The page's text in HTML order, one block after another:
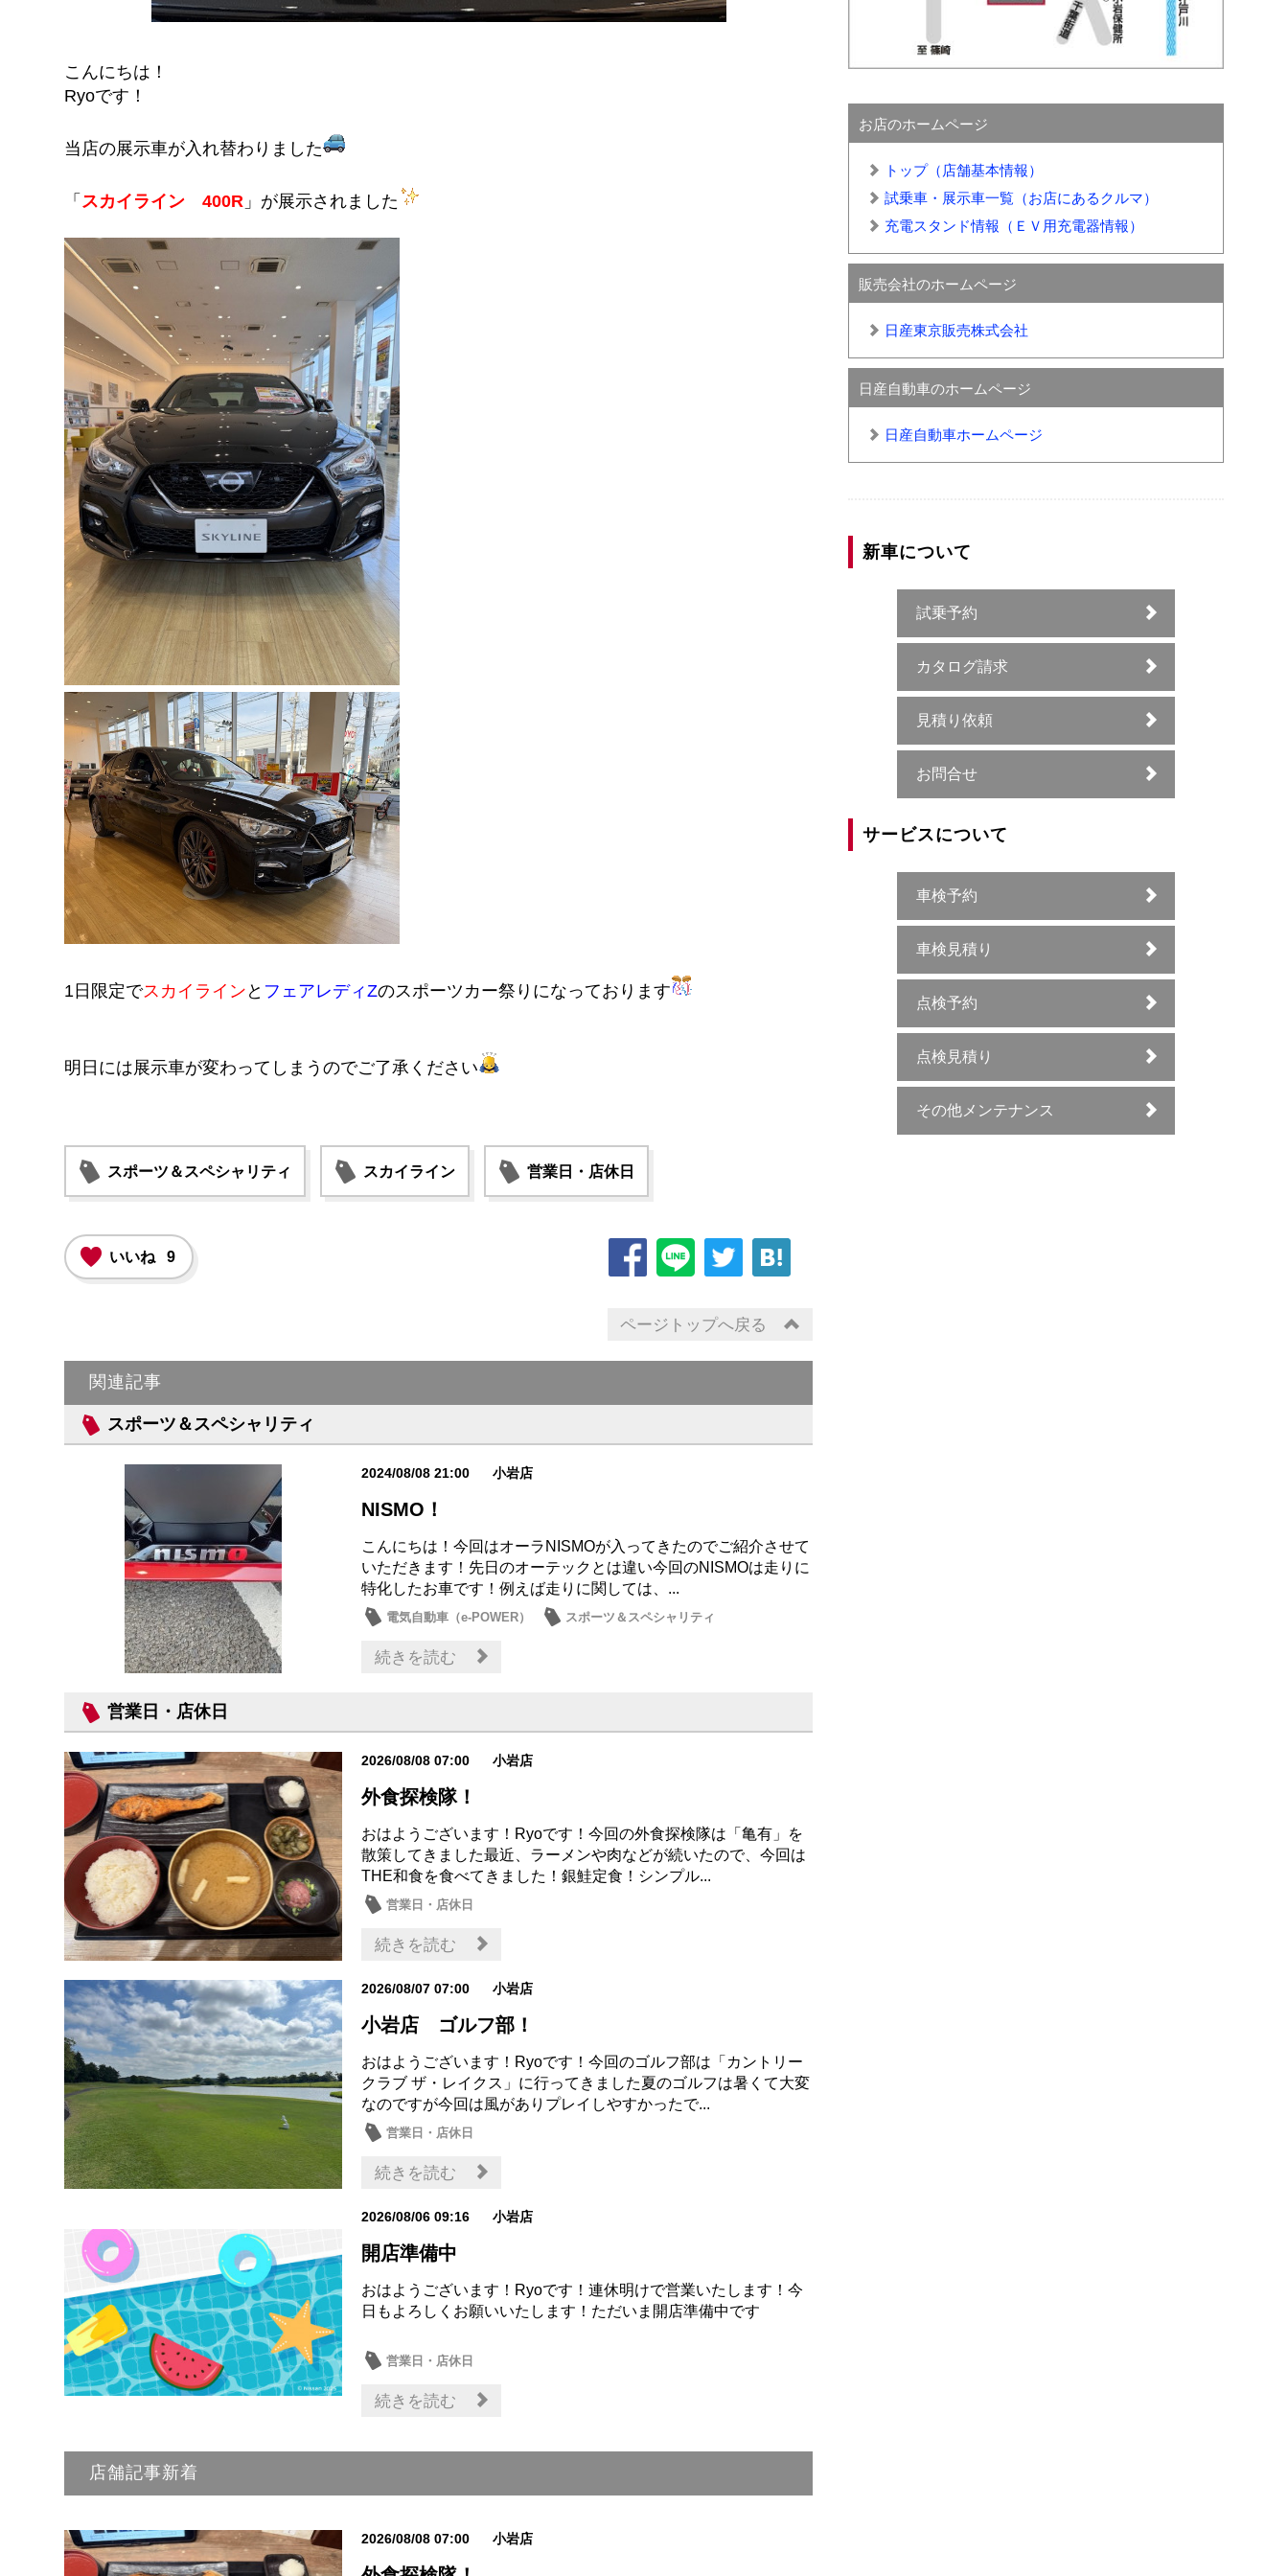
こんにちは！
Ryoです！
当店の展示車が入れ替わりました
「 スカイライン 400R 」が展示されました
1日限定でスカイライン と フェアレディZのスポーツカー祭りになっております
明日には展示車が変わってしまうのでご了承ください
スポーツ＆スペシャリティ スカイライン 営業日・店休日
いいね 9
ページトップへ戻る
関連記事
スポーツ＆スペシャリティ
2024/08/08 21:00 小岩店
NISMO！
こんにちは！今回はオーラNISMOが入ってきたのでご紹介させて
いただきます！先日のオーテックとは違い今回のNISMOは走りに
特化したお車です！例えば走りに関しては、...
電気自動車（e-POWER）
スポーツ＆スペシャリティ
話題の情報
続きを読む
営業日・店休日
2026/08/08 07:00 小岩店
外食探検隊！
おはようございます！Ryoです！今回の外食探検隊は「亀有」を
散策してきました最近、ラーメンや肉などが続いたので、今回は
THE和食を食べてきました！銀鮭定食！シンプル...
営業日・店休日
続きを読む
2026/08/07 07:00 小岩店
小岩店 ゴルフ部！
おはようございます！Ryoです！今回のゴルフ部は「カントリー
クラブ ザ・レイクス」に行ってきました夏のゴルフは暑くて大変
なのですが今回は風がありプレイしやすかったで...
営業日・店休日
続きを読む
2026/08/06 09:16 小岩店
開店準備中
おはようございます！Ryoです！連休明けで営業いたします！今
日もよろしくお願いいたします！ただいま開店準備中です
営業日・店休日
続きを読む
店舗記事新着
2026/08/08 07:00 小岩店
お店のホームページ
トップ（店舗基本情報）
試乗車・展示車一覧（お店にあるクルマ）
充電スタンド情報（ＥＶ用充電器情報）
販売会社のホームページ
日産東京販売株式会社
日産自動車のホームページ
日産自動車ホームページ
新車について
試乗予約
カタログ請求
見積り依頼
お問合せ
サービスについて
車検予約
車検見積り
点検予約
点検見積り
その他メンテナンス